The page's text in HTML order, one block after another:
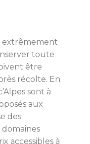
extrêmement
toute
être
récolte. En
sont à
aux
des
accessibles à